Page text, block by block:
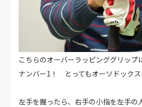
こちらのオーバーラッピンググリップ
ナンバー1！ とってもオーソドックス
左手を握ったら、右手の小指を左手の